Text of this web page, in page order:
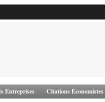
Entreprises Citations Economistes